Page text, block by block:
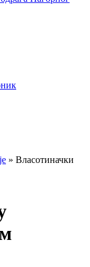
» Власотиначки